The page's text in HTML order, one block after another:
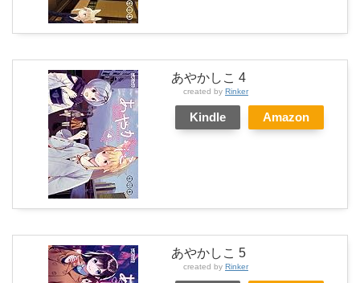
あやかしこ 4
created by Rinker
Kindle Amazon
あやかしこ 5
created by Rinker